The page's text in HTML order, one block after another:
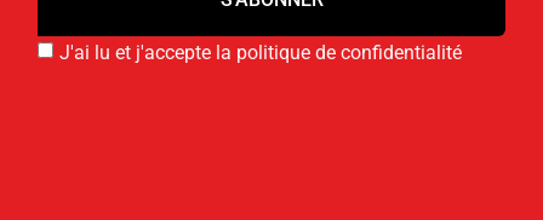
J'ai lu et j'accepte la politique de confidentialité